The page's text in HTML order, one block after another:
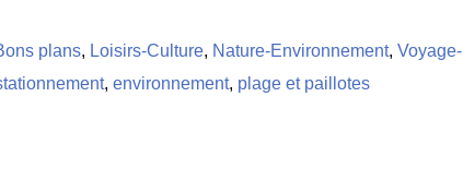
plans, Loisirs-Culture, Nature-Environnement, Voyage-
, environnement, plage et paillotes